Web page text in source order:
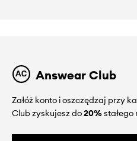
Answear Club
Załóż konto i oszczędzaj przy
Club zyskujesz do20%stałego